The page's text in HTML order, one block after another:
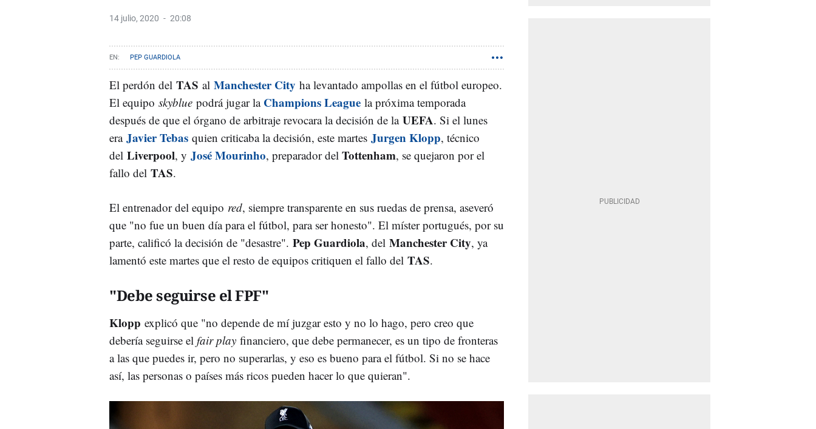
14 julio, 2020 20:08
PEP GUARDIOLA
El perdón del TAS al Manchester City ha levantado ampollas en el fútbol europeo.
El equipo skyblue podrá jugar la Champions League la próxima temporada
después de que el órgano de arbitraje revocara la decisión de la UEFA. Si el lunes
era Javier Tebas quien criticaba la decisión, este martes Jurgen Klopp, técnico
del Liverpool, y José Mourinho, preparador del Tottenham, se quejaron por el
fallo del TAS.
El entrenador del equipo red, siempre transparente en sus ruedas de prensa, aseveró
que "no fue un buen día para el fútbol, para ser honesto". El míster portugués, por su
parte, calificó la decisión de "desastre". Pep Guardiola, del Manchester City, ya
lamentó este martes que el resto de equipos critiquen el fallo del TAS.
"Debe seguirse el FPF"
Klopp explicó que "no depende de mí juzgar esto y no lo hago, pero creo que
debería seguirse el fair play financiero, que debe permanecer, es un tipo de fronteras
a las que puedes ir, pero no superarlas, y eso es bueno para el fútbol. Si no se hace
así, las personas o países más ricos pueden hacer lo que quieran".